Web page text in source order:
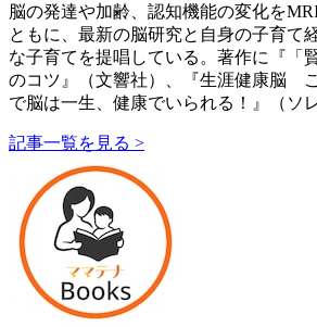
脳の発達や加齢、認知機能の変化を
ともに、最新の脳研究と自身の子育て
な子育てを提唱している。著作に『「
のコツ』（文響社）、『生涯健康脳
で脳は一生、健康でいられる！』（ソ
記事一覧を見る >